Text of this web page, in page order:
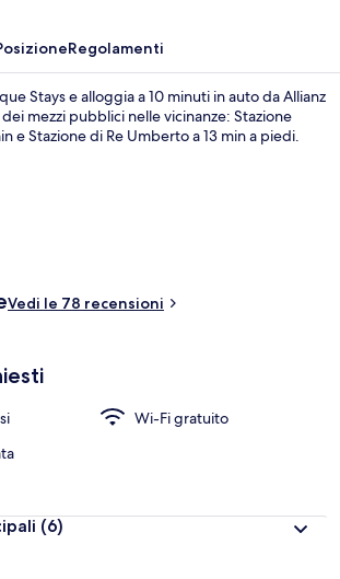
Regolamenti
Stays e alloggia a 10 minuti in auto da Allianz
mezzi pubblici nelle vicinanze: Stazione
e Stazione di Re Umberto a 13 min a piedi.
Vedi le 78 recensioni
Wi-Fi gratuito
(6)